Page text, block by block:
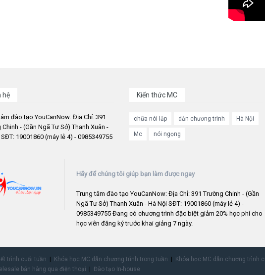
hệ
đào tạo YouCanNow: Địa Chỉ: 391
Chinh - (Gần Ngã Tư Sở) Thanh Xuân -
19001860 (máy lẻ 4) - 0985349755
Kiến thức MC
chữa nói lắp dẫn chương trình Hà Nội
Mc nói ngọng
Hãy để chúng tôi giúp bạn làm được ngay
Trung tâm đào tạo YouCanNow: Địa Chỉ: 391 Trường Chinh - (Gần
Ngã Tư Sở) Thanh Xuân - Hà Nội SĐT: 19001860 (máy lẻ 4) -
0985349755 Đang có chương trình đặc biệt giảm 20% học phí cho
học viên đăng ký trước khai giảng 7 ngày.
trình cuối tuần Khóa học MC dẫn chương trình trong tuần Khóa học MC dẫn chương trình
bán hàng qua điện thoại Đào tạo In-house